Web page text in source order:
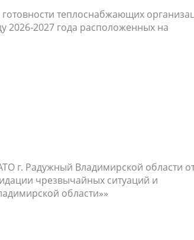
теплоснабжающих
2026-2027 года расположенных на
г. Радужный Владимирской области
чрезвычайных ситуаций и
области»»